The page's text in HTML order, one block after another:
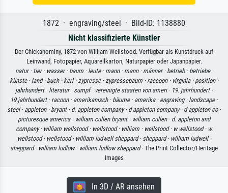
1872 · engraving/steel · Bild-ID: 1138880
Nicht klassifizierte Künstler
Der Chickahominy, 1872 von William Wellstood. Verfügbar als Kunstdruck auf
Leinwand, Fotopapier, Aquarellkarton, Naturpapier oder Japanpapier.
natur · tier · wasser · baum · leute · mann · mann · männer · betrieb · betriebe ·
künste · land · buch · kerl · zypresse · zypressebaum · raccoon · virginia · position ·
jahrhundert · literatur · sumpf · vereinigte staaten von ameri · 19. jahrhundert ·
19.jahrhundert · racoon · amerikanisch · bäume · amerika · engraving · landscape ·
steel · appleton · bryant · d. appleton company · d appleton company · d appleton co ·
picturesque america · william cullen bryant · william cullen · d. appleton and
company · william wellstood · wellstood · william · wellstood · w wellstood · w.
wellstood · wellstood · william ludwell sheppard · sheppard · william ludwell ·
sheppard · william ludlow · william ludlow sheppard· The Print Collector/Heritage
Images
In 3D / AR ansehen